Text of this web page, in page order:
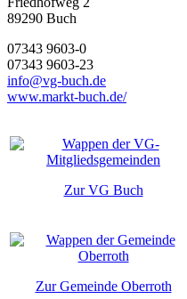
89290 Buch
07343 9603-0
07343 9603-23
info@vg-buch.de
www.markt-buch.de/
Zur VG Buch
Zur Gemeinde Oberroth